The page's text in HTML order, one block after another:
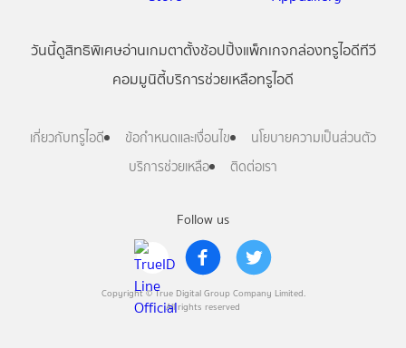
Follow us
Copyright © True Digital Group Company Limited.
All rights reserved
วันนี้ดูสิทธิพิเศษอ่านเกมตาตั้งช้อปปิ้งแพ็กเกจกล่องทรูไอดีทีวี
คอมมูนิตี้บริการช่วยเหลือทรูไอดี
เกี่ยวกับทรูไอดี ข้อกำหนดและเงื่อนไข
นโยบายความเป็นส่วนตัว
บริการช่วยเหลือ
ติดต่อเรา